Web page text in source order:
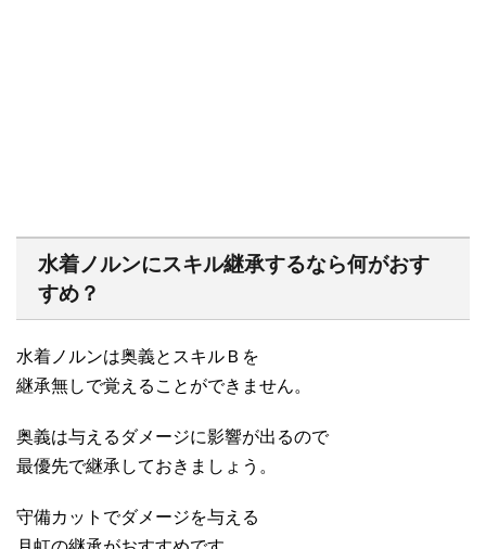
水着ノルンにスキル継承するなら何がおす
すめ？
水着ノルンは奥義とスキルＢを
継承無しで覚えることができません。
奥義は与えるダメージに影響が出るので
最優先で継承しておきましょう。
守備カットでダメージを与える